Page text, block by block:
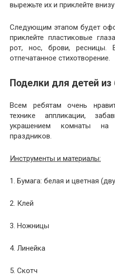
вырежьте их и приклейте
Следующим этапом будет
приклейте пластиковые
рот, нос, брови, ресницы.
отпечатанное стихотворение.
Поделки для детей из
Всем ребятам очень
технике аппликации,
украшением комнаты на
праздников.
Инструменты и материалы:
1. Бумага: белая и цветная
2. Клей
3. Ножницы
4. Линейка
5. Скотч